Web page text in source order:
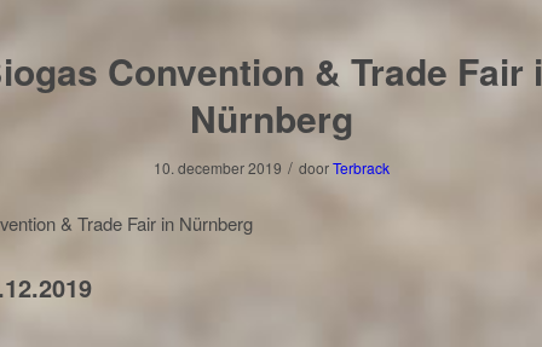
Convention & Trade Fair
Nürnberg
10. december 2019 / doorTerbrack
& Trade Fair in Nürnberg